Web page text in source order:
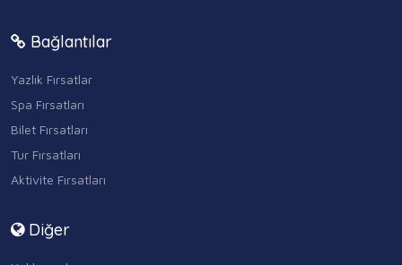
Bağlantılar
Yazlık Fırsatlar
Spa Fırsatları
Bilet Fırsatları
Tur Fırsatları
Aktivite Fırsatları
Diğer